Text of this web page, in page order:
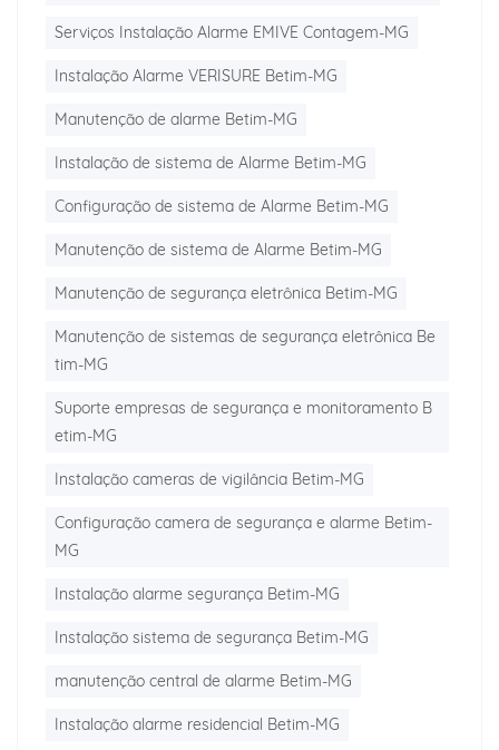
Serviços Instalação Alarme EMIVE Contagem-MG
Instalação Alarme VERISURE Betim-MG
Manutenção de alarme Betim-MG
Instalação de sistema de Alarme Betim-MG
Configuração de sistema de Alarme Betim-MG
Manutenção de sistema de Alarme Betim-MG
Manutenção de segurança eletrônica Betim-MG
Manutenção de sistemas de segurança eletrônica Be
tim-MG
Suporte empresas de segurança e monitoramento B
etim-MG
Instalação cameras de vigilância Betim-MG
Configuração camera de segurança e alarme Betim-
MG
Instalação alarme segurança Betim-MG
Instalação sistema de segurança Betim-MG
manutenção central de alarme Betim-MG
Instalação alarme residencial Betim-MG